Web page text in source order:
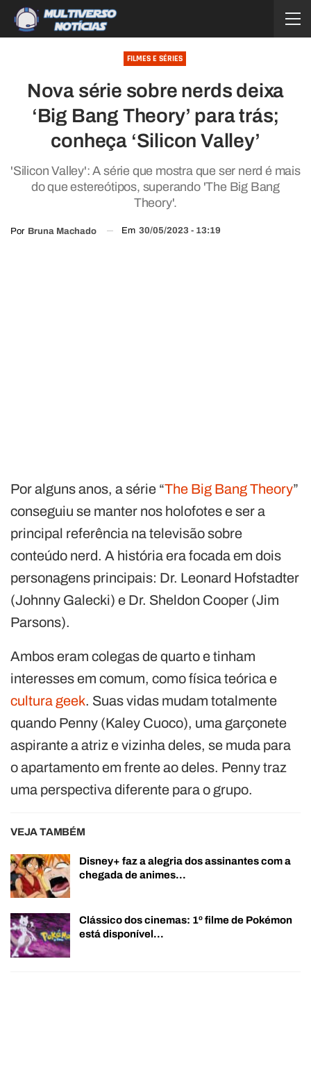
FILMES E SÉRIES
Nova série sobre nerds deixa
‘Big Bang Theory’ para trás;
conheça ‘Silicon Valley’
'Silicon Valley': A série que mostra que ser nerd é mais
do que estereótipos, superando 'The Big Bang
Theory'.
Por Bruna Machado Em 30/05/2023 - 13:19
Por alguns anos, a série “The Big Bang Theory”
conseguiu se manter nos holofotes e ser a
principal referência na televisão sobre
conteúdo nerd. A história era focada em dois
personagens principais: Dr. Leonard Hofstadter
(Johnny Galecki) e Dr. Sheldon Cooper (Jim
Parsons).
Ambos eram colegas de quarto e tinham
interesses em comum, como física teórica e
cultura geek. Suas vidas mudam totalmente
quando Penny (Kaley Cuoco), uma garçonete
aspirante a atriz e vizinha deles, se muda para
o apartamento em frente ao deles. Penny traz
uma perspectiva diferente para o grupo.
VEJA TAMBÉM
Disney+ faz a alegria dos assinantes com a
chegada de animes…
Clássico dos cinemas: 1º filme de Pokémon
está disponível…